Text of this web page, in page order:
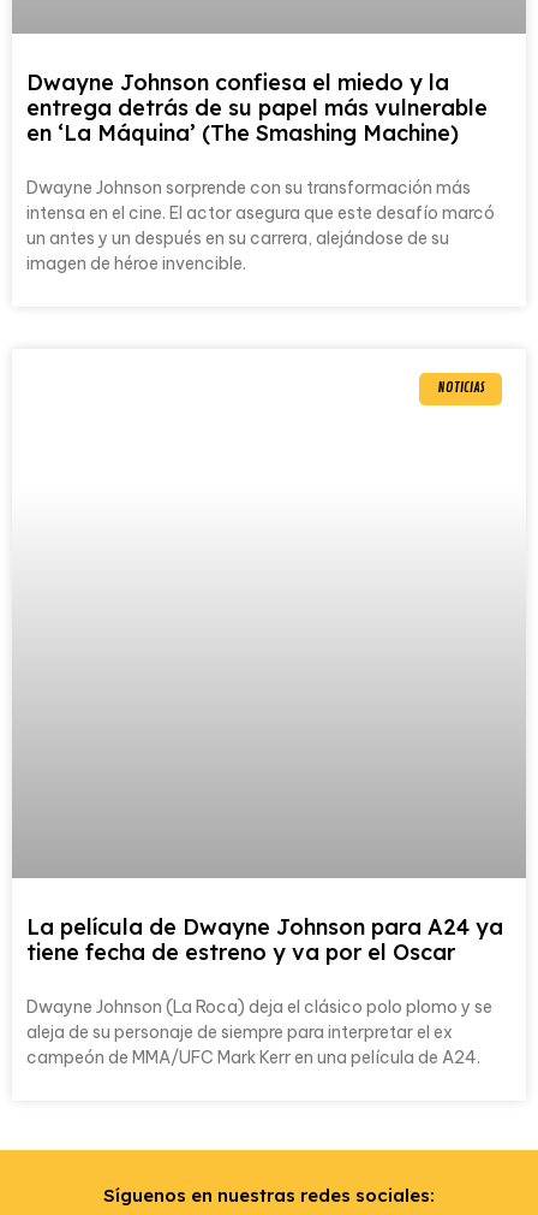
Dwayne Johnson confiesa el miedo y la
entrega detrás de su papel más vulnerable
en ‘La Máquina’ (The Smashing Machine)
Dwayne Johnson sorprende con su transformación más
intensa en el cine. El actor asegura que este desafío marcó
un antes y un después en su carrera, alejándose de su
imagen de héroe invencible.
NOTICIAS
La película de Dwayne Johnson para A24 ya
tiene fecha de estreno y va por el Oscar
Dwayne Johnson (La Roca) deja el clásico polo plomo y se
aleja de su personaje de siempre para interpretar el ex
campeón de MMA/UFC Mark Kerr en una película de A24.
Síguenos en nuestras redes sociales: